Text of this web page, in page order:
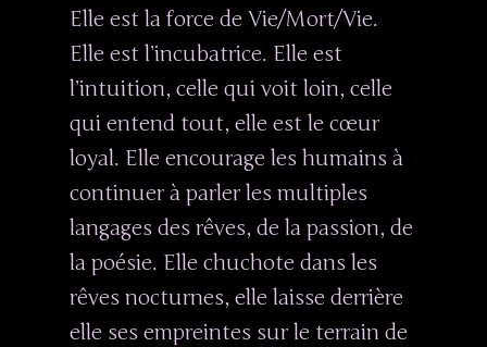
Elle est la force de Vie/Mort/Vie.
Elle est l’incubatrice. Elle est
l’intuition, celle qui voit loin, celle
qui entend tout, elle est le cœur
loyal. Elle encourage les humains à
continuer à parler les multiples
langages des rêves, de la passion, de
la poésie. Elle chuchote dans les
rêves nocturnes, elle laisse derrière
elle ses empreintes sur le terrain de